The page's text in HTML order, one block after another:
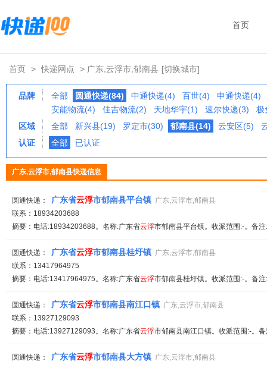
首页
首页 > 快递网点 > 广东,云浮市,郁南县 [切换城市]
品牌 全部 圆通快递(84) 中通快递(4) 百世(4)
申通快递(4)
安能物流(4)
佳吉物流(2) 天地华宇(1) 速尔快递(3)
极
区域
全部 新兴县(19) 罗定市(30) 郁南县(14) 云安区(5)
认证
全部 已认证
广东,云浮市,郁南县快递信息
圆通快递： 广东省云浮市郁南县平台镇 广东,云浮市,郁南县
联系：18934203688
摘要：电话:18934203688。名称:广东省云浮市郁南县平台镇。收派范围:-。备
圆通快递： 广东省云浮市郁南县桂圩镇 广东,云浮市,郁南县
联系：13417964975
摘要：电话:13417964975。名称:广东省云浮市郁南县桂圩镇。收派范围:-。备
圆通快递： 广东省云浮市郁南县南江口镇 广东,云浮市,郁南县
联系：13927129093
摘要：电话:13927129093。名称:广东省云浮市郁南县南江口镇。收派范围:-。
圆通快递： 广东省云浮市郁南县大方镇 广东,云浮市,郁南县